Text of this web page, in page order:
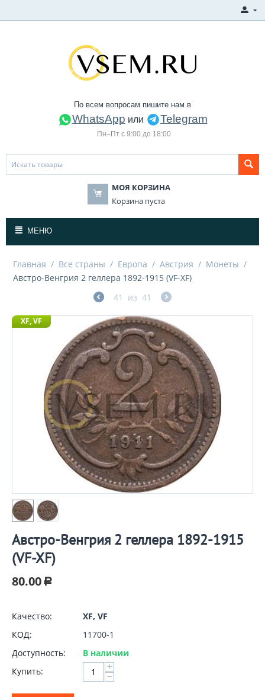
По всем вопросам пишите нам в
WhatsApp или Telegram
Пн–Пт с 9:00 до 18:00
МОЯ КОРЗИНА
Корзина пуста
МЕНЮ
Главная / Все страны / Европа / Австрия / Монеты /
Австро-Венгрия 2 геллера 1892-1915 (VF-XF)
41
из 41
XF, VF
Австро-Венгрия 2 геллера 1892-1915
(VF-XF)
80.00 Р
Качество:
XF, VF
КОД:
11700-1
Доступность:
В наличии
Купить:
+
−